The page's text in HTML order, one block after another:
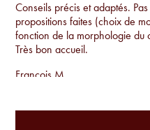
Conseils précis et adaptés.
propositions faites (choix de
fonction de la morphologie du
Très bon accueil.
Francois M.
Conseils par rapport à la